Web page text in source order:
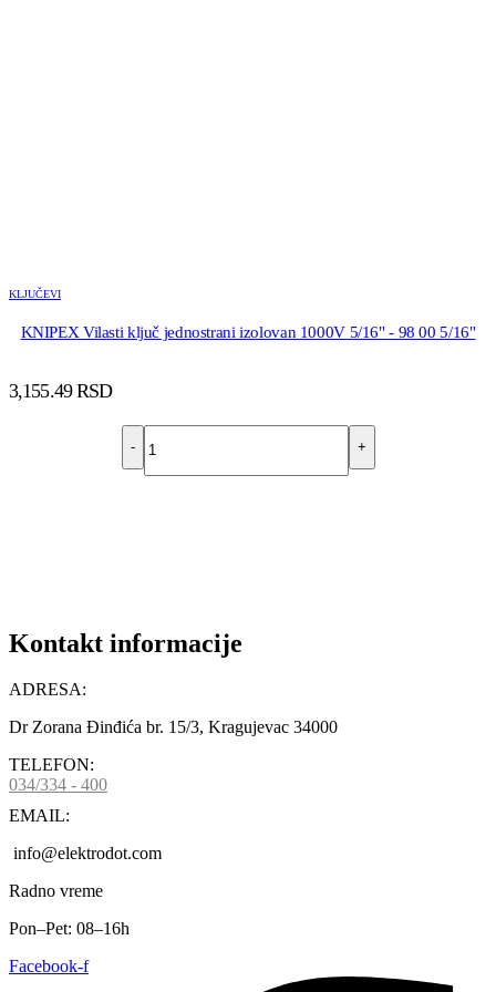
KLJUČEVI
KNIPEX Vilasti ključ jednostrani izolovan 1000V 5/16" - 98 00 5/16"
3,155.49RSD
- +
Kontakt informacije
ADRESA:
Dr Zorana Đinđića br. 15/3, Kragujevac 34000
TELEFON:
034/334 - 400
EMAIL:
info@elektrodot.com
Radno vreme
Pon–Pet: 08–16h
Facebook-f